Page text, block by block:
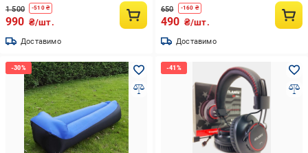
1 500 -510₴
990 ₴/шт.
Доставимо
650 -160 ₴
490 ₴/шт.
Доставимо